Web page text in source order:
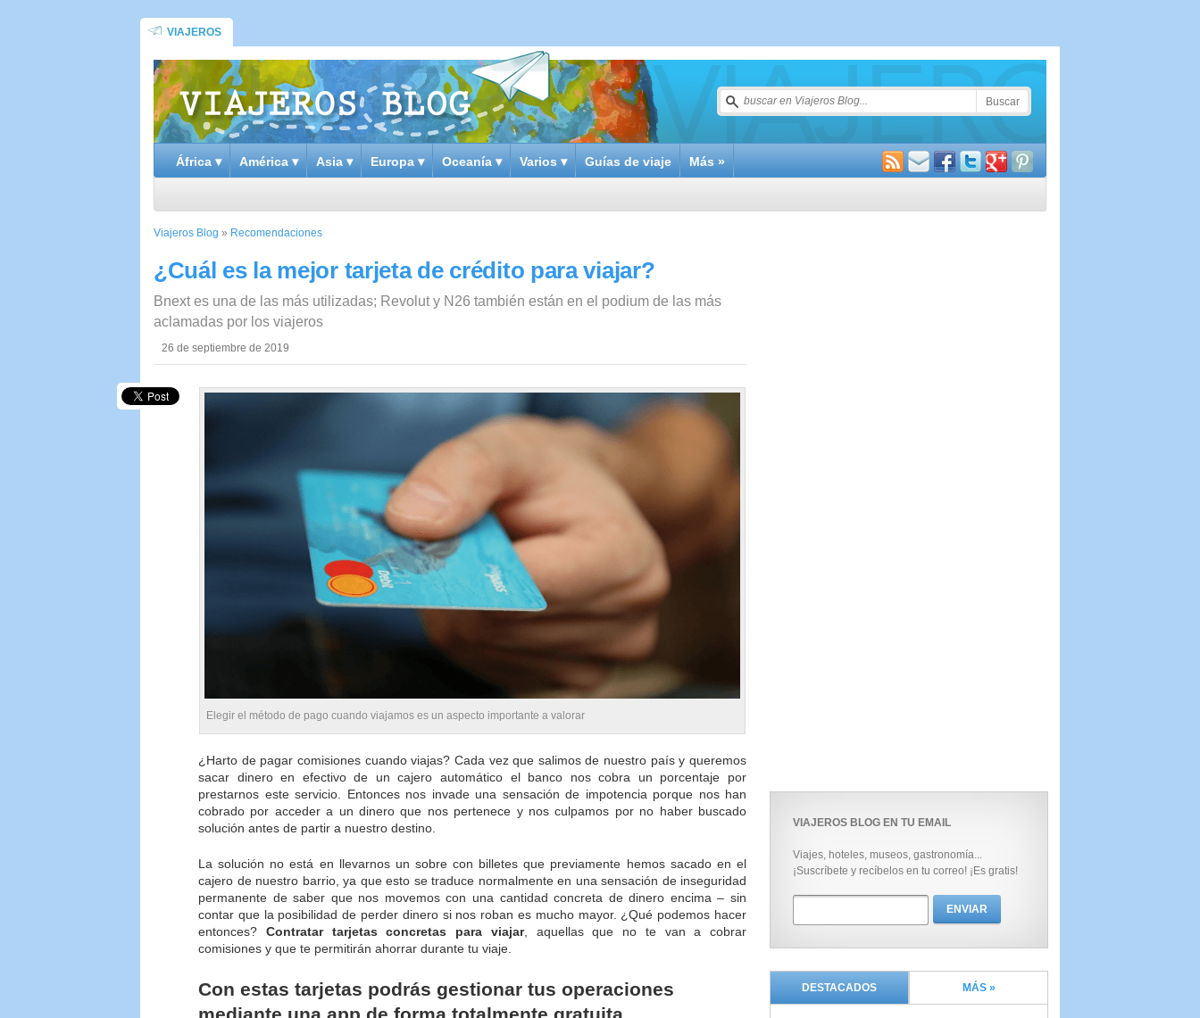
VIAJEROS
África ▾ América ▾ Asia ▾ Europa ▾ Oceanía ▾ Varios ▾ Guías de viaje Más »
Viajeros Blog » Recomendaciones
¿Cuál es la mejor tarjeta de crédito para viajar?
Bnext es una de las más utilizadas; Revolut y N26 también están en el podium de las más
aclamadas por los viajeros
26 de septiembre de 2019
Elegir el método de pago cuando viajamos es un aspecto importante a valorar
¿Harto de pagar comisiones cuando viajas? Cada vez que salimos de nuestro país y queremos
sacar dinero en efectivo de un cajero automático el banco nos cobra un porcentaje por
prestarnos este servicio. Entonces nos invade una sensación de impotencia porque nos han
cobrado por acceder a un dinero que nos pertenece y nos culpamos por no haber buscado
solución antes de partir a nuestro destino.
La solución no está en llevarnos un sobre con billetes que previamente hemos sacado en el
cajero de nuestro barrio, ya que esto se traduce normalmente en una sensación de inseguridad
permanente de saber que nos movemos con una cantidad concreta de dinero encima – sin
contar que la posibilidad de perder dinero si nos roban es mucho mayor. ¿Qué podemos hacer
entonces? Contratar tarjetas concretas para viajar, aquellas que no te van a cobrar
comisiones y que te permitirán ahorrar durante tu viaje.
Con estas tarjetas podrás gestionar tus operaciones
VIAJEROS BLOG EN TU EMAIL
Viajes, hoteles, museos, gastronomía...
¡Suscríbete y recíbelos en tu correo! ¡Es gratis!
DESTACADOS MÁS »